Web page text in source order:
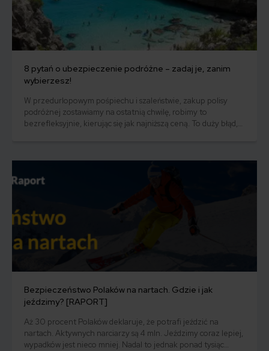
8 pytań o ubezpieczenie podróżne – zadaj je, zanim
wybierzesz!
W przedurlopowym pośpiechu i szaleństwie, zakup polisy
podróżnej zostawiamy na ostatnią chwilę, robimy to
bezrefleksyjnie, kierując się jak najniższą ceną. To duży błąd,
Bezpieczeństwo Polaków na nartach. Gdzie i jak
jeździmy? [RAPORT]
Aż 30 procent Polaków deklaruje, że potrafi jeździć na
nartach. Aktywnych narciarzy są 4 mln. Jeździmy coraz lepiej,
wypadków jest nieco mniej. Nadal to jednak ponad tysiąc